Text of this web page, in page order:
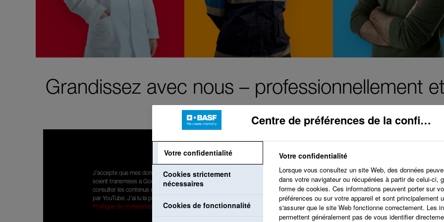
Grandissez avec nous – professionnellement
Notre objectif est
valorise et accueille
opportunités de
croissance
J’accepte que mes données à caractère personnel
soient transmises à Google afin de pouvoir
consulter les contenus existants mis à disposition
par YouTube. J’ai lu la politique de confidentialité:
Politique de confidentialité
Centre de préférences de la confidentialité
Votre confidentialité
Cookies strictement
nécessaires
Cookies de fonctionnalité
Votre confidentialité
Lorsque vous consultez un site Web, des données
dans votre navigateur ou récupérées à partir de celui-ci,
forme de cookies. Ces informations peuvent porter sur
préférences ou sur votre appareil et sont principalement
s'assurer que le site Web fonctionne correctement. Les
permettent généralement pas de vous identifier